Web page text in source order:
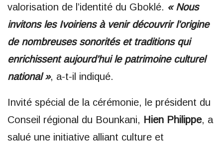
valorisation de l’identité du Gboklé. « Nous
invitons les Ivoiriens à venir découvrir l’origine
de nombreuses sonorités et traditions qui
enrichissent aujourd’hui le patrimoine culturel
national », a-t-il indiqué.
Invité spécial de la cérémonie, le président du
Conseil régional du Bounkani, Hien Philippe, a
salué une initiative alliant culture et